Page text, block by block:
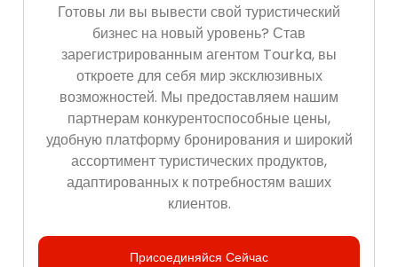
Готовы ли вы вывести свой туристический
бизнес на новый уровень? Став
зарегистрированным агентом Tourka, вы
откроете для себя мир эксклюзивных
возможностей. Мы предоставляем нашим
партнерам конкурентоспособные цены,
удобную платформу бронирования и широкий
ассортимент туристических продуктов,
адаптированных к потребностям ваших
клиентов.
Присоединяйся Сейчас